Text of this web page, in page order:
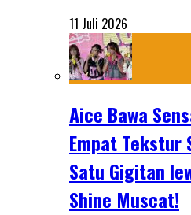
11 Juli 2026
Aice Bawa
Empat Tekstur
Satu Gigitan
Shine Muscat!